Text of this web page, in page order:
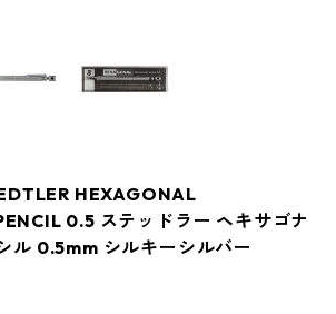
HEXAGONAL
0.5 ステッドラー ヘキサゴナ
ル 0.5mm シルキーシルバー